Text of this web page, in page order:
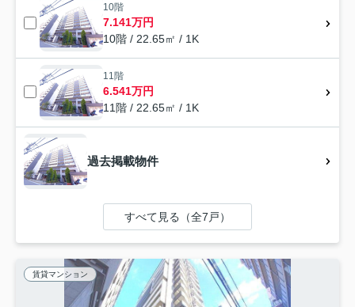
10階
7.141万円
10階 / 22.65㎡ / 1K
11階
6.541万円
11階 / 22.65㎡ / 1K
過去掲載物件
すべて見る（全7戸）
賃貸マンション